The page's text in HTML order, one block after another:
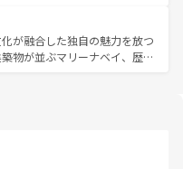
、どの季節にも異なる楽しみ
タイの人々、仏教を中心とし
源が、訪れる旅人を魅了し続
はず。観光スポットが密集し
回れるのも魅力。息をのむよ
で、香港を存分に楽しみ尽く
が融合した独自の魅力を放つ
物が並ぶマリーナベイ、歴史
を楽しめる外せないスポット